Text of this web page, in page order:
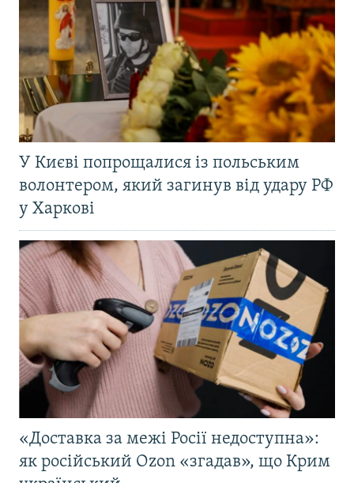
У Києві попрощалися із польським
волонтером, який загинув від удару РФ
у Харкові
«Доставка за межі Росії недоступна»:
як російський Ozon «згадав», що Крим